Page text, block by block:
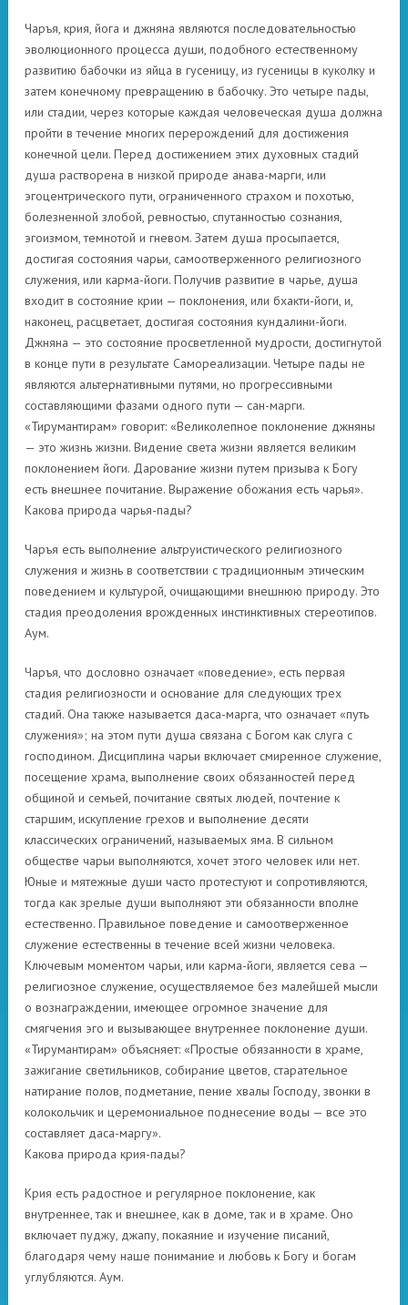
Чаръя, крия, йога и джняна являются последовательностью
эволюционного процесса души, подобного естественному
развитию бабочки из яйца в гусеницу, из гусеницы в куколку и
затем конечному превращению в бабочку. Это четыре пады,
или стадии, через которые каждая человеческая душа должна
пройти в течение многих перерождений для достижения
конечной цели. Перед достижением этих духовных стадий
душа растворена в низкой природе анава-марги, или
эгоцентрического пути, ограниченного страхом и похотью,
болезненной злобой, ревностью, спутанностью сознания,
эгоизмом, темнотой и гневом. Затем душа просыпается,
достигая состояния чарьи, самоотверженного религиозного
служения, или карма-йоги. Получив развитие в чарье, душа
входит в состояние крии — поклонения, или бхакти-йоги, и,
наконец, расцветает, достигая состояния кундалини-йоги.
Джняна — это состояние просветленной мудрости, достигнутой
в конце пути в результате Самореализации. Четыре пады не
являются альтернативными путями, но прогрессивными
составляющими фазами одного пути — сан-марги.
«Тирумантирам» говорит: «Великолепное поклонение джняны
— это жизнь жизни. Видение света жизни является великим
поклонением йоги. Дарование жизни путем призыва к Богу
есть внешнее почитание. Выражение обожания есть чарья».
Какова природа чарья-пады?
Чаръя есть выполнение альтруистического религиозного
служения и жизнь в соответствии с традиционным этическим
поведением и культурой, очищающими внешнюю природу. Это
стадия преодоления врожденных инстинктивных стереотипов.
Аум.
Чаръя, что дословно означает «поведение», есть первая
стадия религиозности и основание для следующих трех
стадий. Она также называется даса-марга, что означает «путь
служения»; на этом пути душа связана с Богом как слуга с
господином. Дисциплина чарьи включает смиренное служение,
посещение храма, выполнение своих обязанностей перед
общиной и семьей, почитание святых людей, почтение к
старшим, искупление грехов и выполнение десяти
классических ограничений, называемых яма. В сильном
обществе чарьи выполняются, хочет этого человек или нет.
Юные и мятежные души часто протестуют и сопротивляются,
тогда как зрелые души выполняют эти обязанности вполне
естественно. Правильное поведение и самоотверженное
служение естественны в течение всей жизни человека.
Ключевым моментом чарьи, или карма-йоги, является сева —
религиозное служение, осуществляемое без малейшей мысли
о вознаграждении, имеющее огромное значение для
смягчения эго и вызывающее внутреннее поклонение души.
«Тирумантирам» объясняет: «Простые обязанности в храме,
зажигание светильников, собирание цветов, старательное
натирание полов, подметание, пение хвалы Господу, звонки в
колокольчик и церемониальное поднесение воды — все это
составляет даса-маргу».
Какова природа крия-пады?
Крия есть радостное и регулярное поклонение, как
внутреннее, так и внешнее, как в доме, так и в храме. Оно
включает пуджу, джапу, покаяние и изучение писаний,
благодаря чему наше понимание и любовь к Богу и богам
углубляются. Аум.